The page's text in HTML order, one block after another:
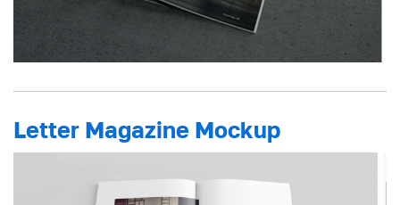
Letter Magazine Mockup